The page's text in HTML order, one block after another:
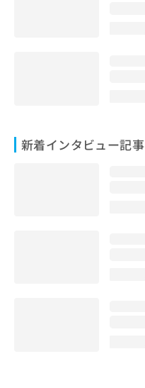
新着インタビュー記事